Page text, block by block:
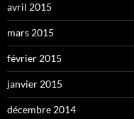
avril 2015
mars 2015
février 2015
janvier 2015
décembre 2014